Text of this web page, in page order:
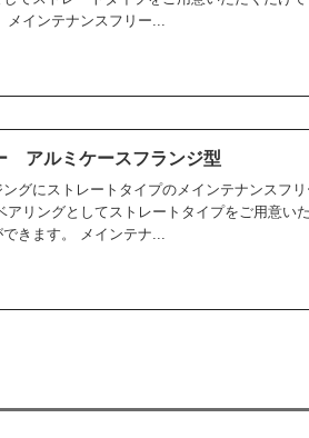
インテナンスフリー...
アルミケースフランジ型
グにストレートタイプのメインテナンスフ
アリングとしてストレートタイプをご用意い
きます。 メインテナ...